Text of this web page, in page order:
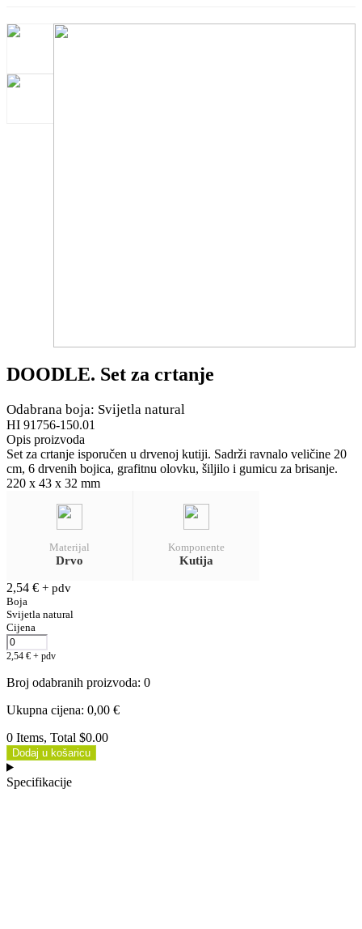
DOODLE. Set za crtanje
Odabrana boja: Svijetla natural
HI 91756-150.01
Opis proizvoda
Set za crtanje isporučen u drvenoj kutiji. Sadrži ravnalo veličine 20
cm, 6 drvenih bojica, grafitnu olovku, šiljilo i gumicu za brisanje.
220 x 43 x 32 mm
Materijal
Drvo
Komponente
Kutija
2,54 € + pdv
Boja
Svijetla natural
Cijena
2,54 € + pdv
Broj odabranih proizvoda: 0
Ukupna cijena: 0,00 €
0 Items, Total $0.00
Dodaj u košaricu
Specifikacije